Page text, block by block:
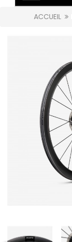
ACCUEIL